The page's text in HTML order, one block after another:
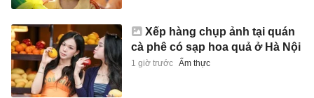
Xếp hàng chụp ảnh tại quán
cà phê có sạp hoa quả ở Hà Nội
1 giờ trước Ẩm thực